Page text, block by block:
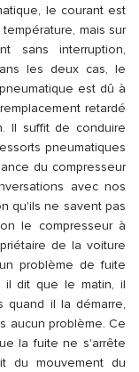
le courant est
mais sur
sans interruption,
les deux cas, le
est dû à
retardé
Il suffit de conduire
pneumatiques
du compresseur
avec nos
qu'ils ne savent pas
le compresseur à
de la voiture
problème de fuite
il dit que le matin, il
quand il la démarre,
aucun problème. Ce
la fuite ne s'arrête
du mouvement du